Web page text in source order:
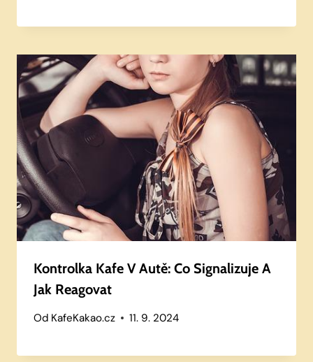
Kontrolka Kafe V Autě: Co Signalizuje A
Jak Reagovat
Od KafeKakao.cz 11. 9. 2024